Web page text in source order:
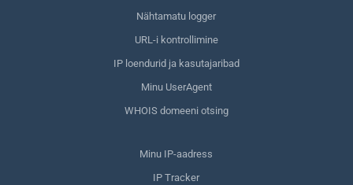
Nähtamatu logger
URL-i kontrollimine
IP loendurid ja kasutajaribad
Minu UserAgent
WHOIS domeeni otsing
Minu IP-aadress
IP Tracker